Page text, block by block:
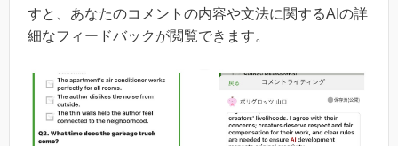
すと、あなたのコメントの内容や文法に関するAIの詳
細なフィードバックが閲覧できます。